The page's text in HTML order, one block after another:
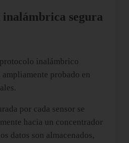
segura
inalámbrico
ampliamente probado en
por cada sensor se
hacia un concentrador
datos son almacenados,